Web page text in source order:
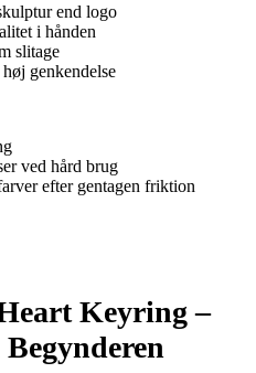
end logo
i hånden
slitage
genkendelse
ved hård brug
efter gentagen friktion
Keyring –